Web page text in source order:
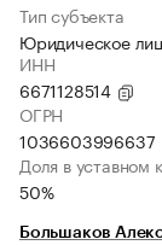
Тип субъекта
Юридическое
ИНН
6671128514
ОГРН
1036603996637
Доля в уставном
50%
Большаков